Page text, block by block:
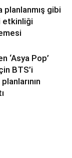
planlanmış gibi
etkinliği
‘Asya Pop’
BTS’i